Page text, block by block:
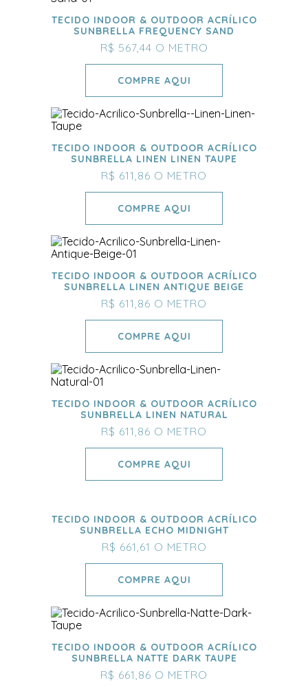
TECIDO INDOOR & OUTDOOR ACRÍLICO
SUNBRELLA FREQUENCY SAND
R$ 567,44 O METRO
COMPRE AQUI
TECIDO INDOOR & OUTDOOR ACRÍLICO
SUNBRELLA LINEN LINEN TAUPE
R$ 611,86 O METRO
COMPRE AQUI
TECIDO INDOOR & OUTDOOR ACRÍLICO
SUNBRELLA LINEN ANTIQUE BEIGE
R$ 611,86 O METRO
COMPRE AQUI
TECIDO INDOOR & OUTDOOR ACRÍLICO
SUNBRELLA LINEN NATURAL
R$ 611,86 O METRO
COMPRE AQUI
TECIDO INDOOR & OUTDOOR ACRÍLICO
SUNBRELLA ECHO MIDNIGHT
R$ 661,61 O METRO
COMPRE AQUI
TECIDO INDOOR & OUTDOOR ACRÍLICO
SUNBRELLA NATTE DARK TAUPE
R$ 661,86 O METRO